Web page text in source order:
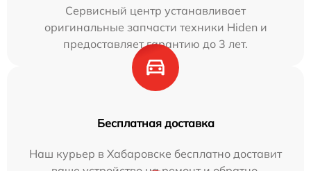
Сервисный центр устанавливает
оригинальные запчасти техники Hiden и
предоставляет гарантию до 3 лет.
Бесплатная доставка
Наш курьер в Хабаровске бесплатно доставит